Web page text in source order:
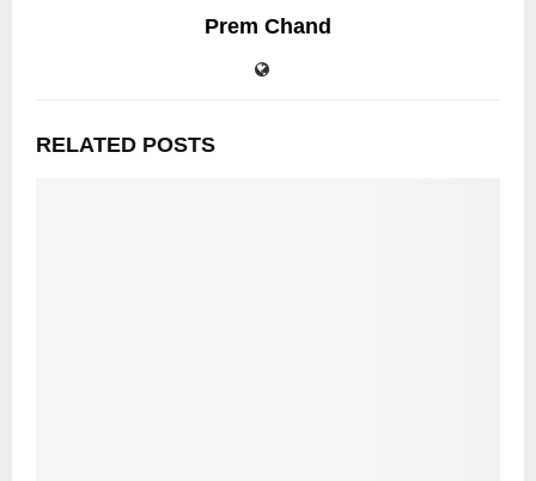
Prem Chand
RELATED POSTS